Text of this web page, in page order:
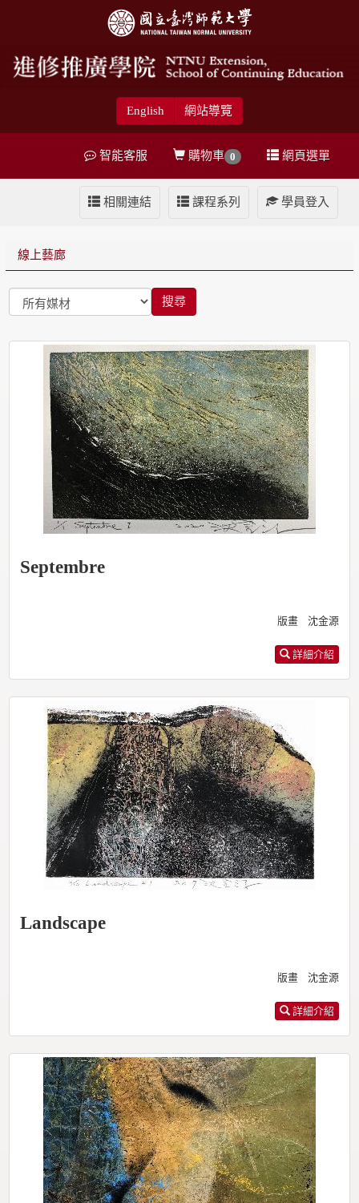
English 網站導覽
網頁選單
購物車 0
智能客服
學員登入
課程系列
相關連結
線上藝廊
搜尋
Septembre
版畫 沈金源
詳細介紹
Landscape
版畫 沈金源
詳細介紹